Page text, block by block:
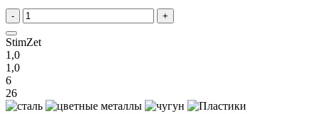
- +
StimZet
1,0
1,0
6
26